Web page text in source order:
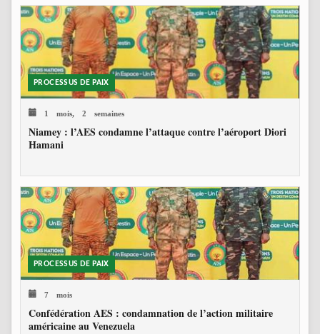
PROCESSUS DE PAIX
1 mois, 2 semaines
Niamey : l’AES condamne l’attaque contre l’aéroport Diori
Hamani
PROCESSUS DE PAIX
7 mois
Confédération AES : condamnation de l’action militaire
américaine au Venezuela